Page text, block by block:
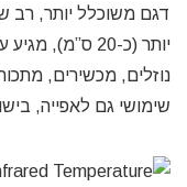
דגם משוכלל יותר, רב
יותר (כ-20
שימושי גם לאפייה,